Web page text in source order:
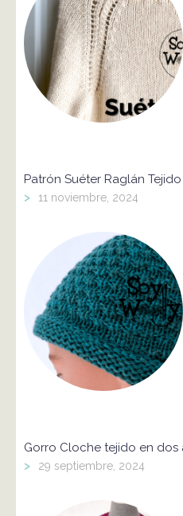
Patrón Suéter Raglán
> 11 noviembre, 2024
Gorro Cloche tejido en dos
> 29 septiembre, 2024